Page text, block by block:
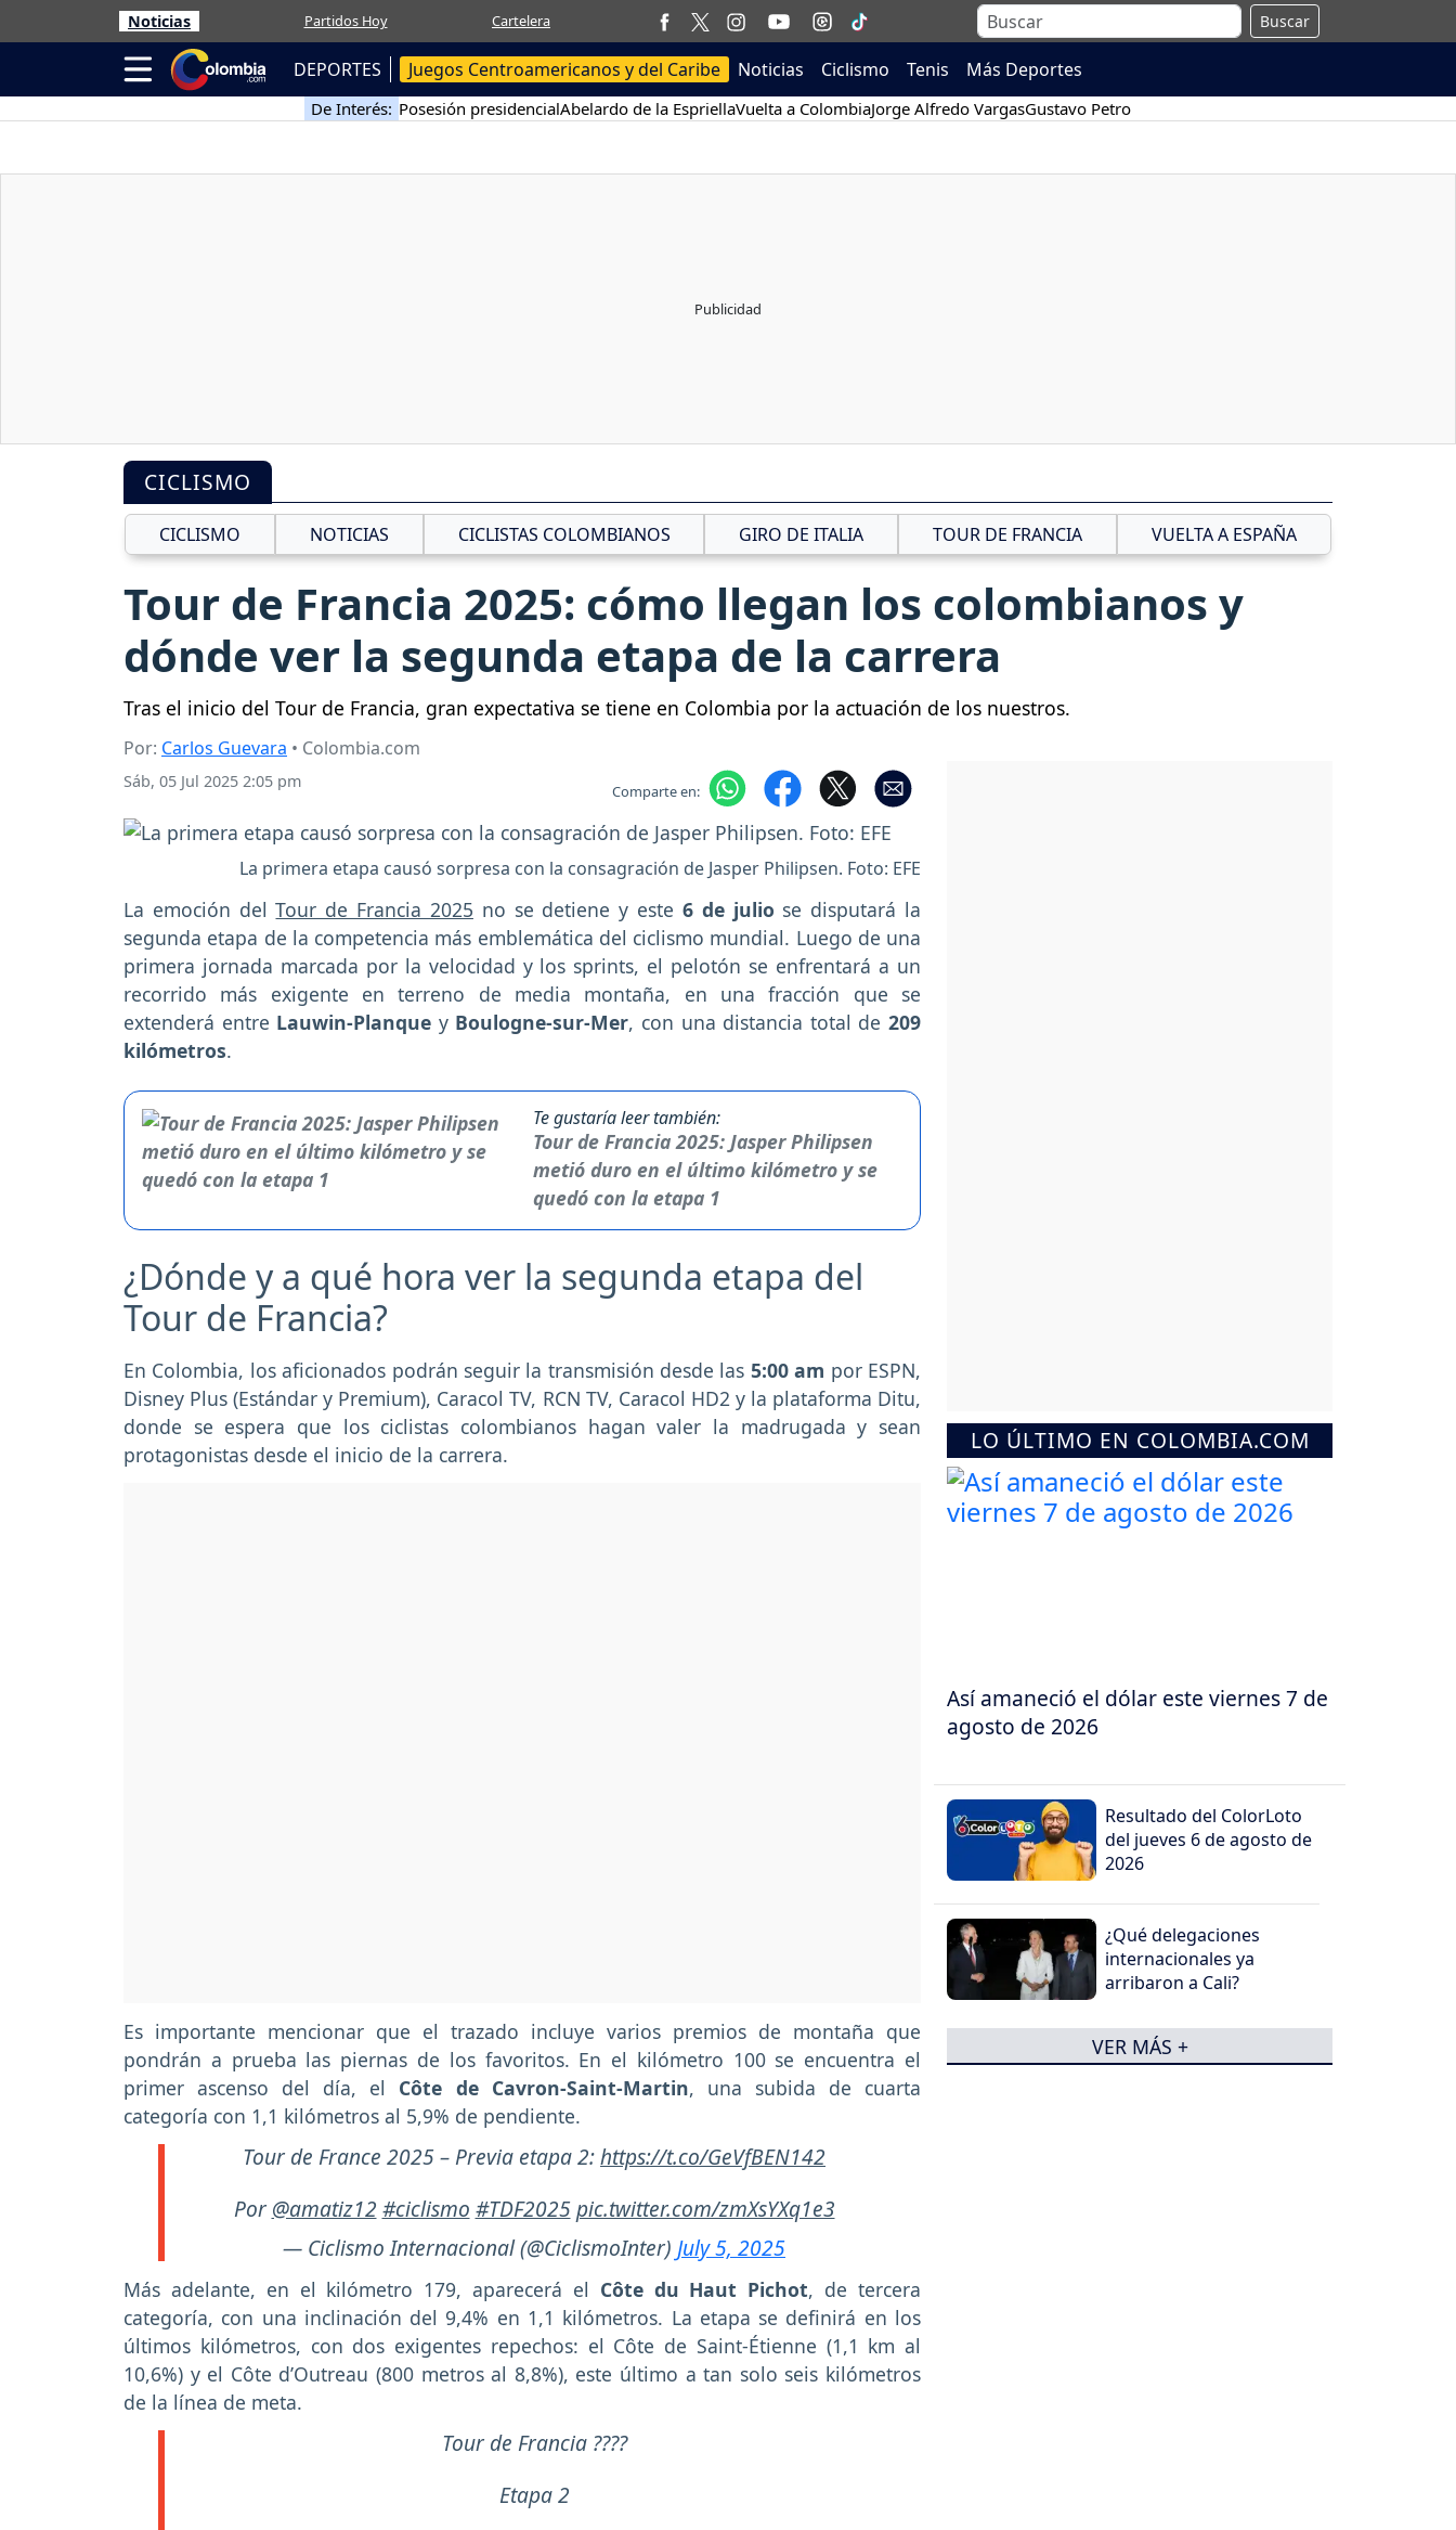
Noticias Partidos Hoy Cartelera Buscar
DEPORTES Juegos Centroamericanos y del Caribe Noticias Ciclismo Tenis Más Deportes
De Interés: Posesión presidencialAbelardo de la EspriellaVuelta a ColombiaJorge Alfredo VargasGustavo Petro
CICLISMO
CICLISMO NOTICIAS CICLISTAS COLOMBIANOS GIRO DE ITALIA TOUR DE FRANCIA VUELTA A ESPAÑA
Tour de Francia 2025: cómo llegan los colombianos y
dónde ver la segunda etapa de la carrera
Tras el inicio del Tour de Francia, gran expectativa se tiene en Colombia por la actuación de los nuestros.
Por: Carlos Guevara • Colombia.com
Sáb, 05 Jul 2025 2:05 pm Comparte en:
La primera etapa causó sorpresa con la consagración de Jasper Philipsen. Foto: EFE
La emoción delTour de Francia 2025 no se detiene y este 6 de julio se disputará la
segunda etapa de la competencia más emblemática del ciclismo mundial. Luego de una
primera jornada marcada por la velocidad y los sprints, el pelotón se enfrentará a un
recorrido más exigente en terreno de media montaña, en una fracción que se
extenderá entre Lauwin-Planque y Boulogne-sur-Mer, con una distancia total de209
kilómetros.
Te gustaría leer también:
Tour de Francia 2025: Jasper Philipsen
metió duro en el último kilómetro y se
quedó con la etapa 1
¿Dónde y a qué hora ver la segunda etapa del
Tour de Francia?
En Colombia, los aficionados podrán seguir la transmisión desde las 5:00 am por ESPN,
Disney Plus (Estándar y Premium), Caracol TV, RCN TV, Caracol HD2 y la plataforma Ditu,
donde se espera que los ciclistas colombianos hagan valer la madrugada y sean
protagonistas desde el inicio de la carrera.
Es importante mencionar que el trazado incluye varios premios de montaña que
pondrán a prueba las piernas de los favoritos. En el kilómetro 100 se encuentra el
primer ascenso del día, el Côte de Cavron-Saint-Martin, una subida de cuarta
categoría con 1,1 kilómetros al 5,9% de pendiente.
Tour de France 2025 – Previa etapa 2:https://t.co/GeVfBEN142
Por @amatiz12 #ciclismo #TDF2025 pic.twitter.com/zmXsYXq1e3
— Ciclismo Internacional (@CiclismoInter) July 5, 2025
Más adelante, en el kilómetro 179, aparecerá el Côte du Haut Pichot, de tercera
categoría, con una inclinación del 9,4% en 1,1 kilómetros. La etapa se definirá en los
últimos kilómetros, con dos exigentes repechos: el Côte de Saint-Étienne (1,1 km al
10,6%) y el Côte d’Outreau (800 metros al 8,8%), este último a tan solo seis kilómetros
de la línea de meta.
Tour de Francia ????
Etapa 2
LO ÚLTIMO EN COLOMBIA.COM
Así amaneció el dólar este viernes 7 de
agosto de 2026
Resultado del ColorLoto
del jueves 6 de agosto de
2026
¿Qué delegaciones
internacionales ya
arribaron a Cali?
VER MÁS +